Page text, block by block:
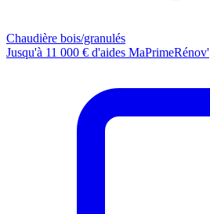
Chaudière bois/granulés
Jusqu'à 11 000 € d'aides MaPrimeRénov'